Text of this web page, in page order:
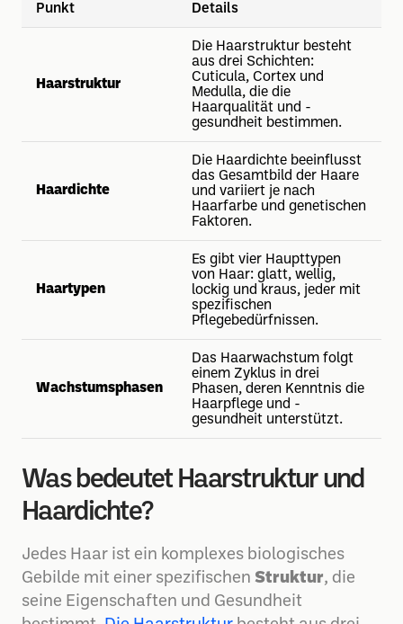
Punkt Details
Haarstruktur
Die Haarstruktur besteht
aus drei Schichten:
Cuticula, Cortex und
Medulla, die die
Haarqualität und -
gesundheit bestimmen.
Haardichte
Die Haardichte beeinflusst
das Gesamtbild der Haare
und variiert je nach
Haarfarbe und genetischen
Faktoren.
Haartypen
Es gibt vier Haupttypen
von Haar: glatt, wellig,
lockig und kraus, jeder mit
spezifischen
Pflegebedürfnissen.
Wachstumsphasen
Das Haarwachstum folgt
einem Zyklus in drei
Phasen, deren Kenntnis die
Haarpflege und -
gesundheit unterstützt.
Was bedeutet Haarstruktur und
Haardichte?
Jedes Haar ist ein komplexes biologisches
Gebilde mit einer spezifischen Struktur, die
seine Eigenschaften und Gesundheit